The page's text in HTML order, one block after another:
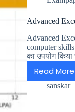
Advanced
Advanced
computer
का उपयोग
Read More
sanskar